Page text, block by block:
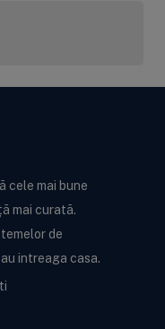
cele mai bune
mai curată.
de
intreaga casa.